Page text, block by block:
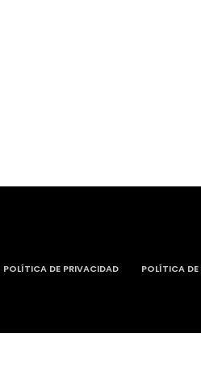
POLÍTICA DE PRIVACIDAD POLÍTICA